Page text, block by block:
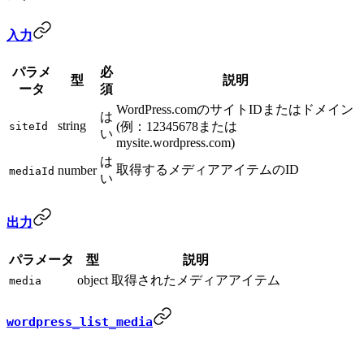
入力
パラメ
ータ
型
必
須
説明
siteId string
は
い
WordPress.comのサイトIDまたはドメイン
(例：12345678または
mysite.wordpress.com)
mediaId number
は
い
取得するメディアアイテムのID
出力
パラメータ 型 説明
media object 取得されたメディアアイテム
wordpress_list_media